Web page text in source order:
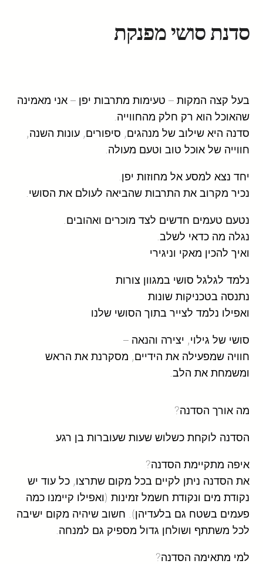
סדנת סושי מפנקת
בעל קצה המקות – טעימות מתרבות יפן – אני מאמינה
שהאוכל הוא רק חלק מהחווייה.
סדנה היא שילוב של מנהגים, סיפורים, עונות השנה,
חווייה של אוכל טוב וטעם מעולה.
יחד נצא למסע אל מחוזות יפן.
נכיר מקרוב את התרבות שהביאה לעולם את הסושי.
נטעם טעמים חדשים לצד מוכרים ואהובים.
נגלה מה כדאי לשלב.
ואיך להכין מאקי וניגירי
נלמד לגלגל סושי במגוון צורות
נתנסה בטכניקות שונות
ואפילו נלמד לצייר בתוך הסושי שלנו
סושי של גילוי, יצירה והנאה –
חוויה שמפעילה את הידיים, מסקרנת את הראש
ומשמחת את הלב.
מה אורך הסדנה?
הסדנה לוקחת כשלוש שעות שעוברות בן רגע.
איפה מתקיימת הסדנה?
את הסדנה ניתן לקיים בכל מקום שתרצו, כל עוד יש
נקודת מים ונקודת חשמל זמינות (ואפילו קיימנו כמה
פעמים בשטח גם בלעדיהן). חשוב שיהיה מקום ישיבה
לכל משתתף ושולחן גדול מספיק גם למנחה.
למי מתאימה הסדנה?